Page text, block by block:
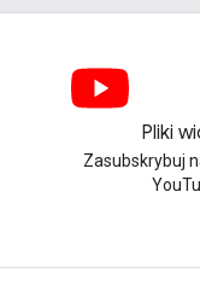
Pliki
Zasubskrybuj